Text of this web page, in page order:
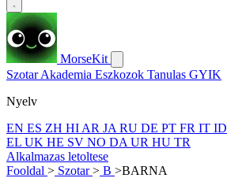
MorseKit
SzotarAkademia Eszkozok Tanulas GYIK
Nyelv
EN ES ZH HI AR JA RU DE PT FR IT ID
EL UK HE SV NO DA UR HU TR
Alkalmazas letoltese
Fooldal > Szotar> B >BARNA